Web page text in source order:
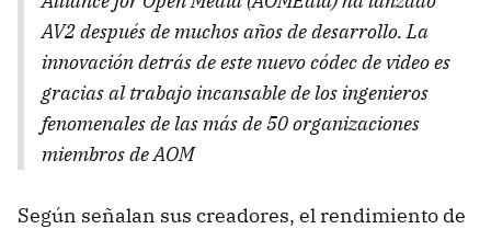
AV2 después de muchos años de desarrollo. La
innovación detrás de este nuevo códec de video es
gracias al trabajo incansable de los ingenieros
fenomenales de las más de 50 organizaciones
miembros de AOM
Según señalan sus creadores, el rendimiento de